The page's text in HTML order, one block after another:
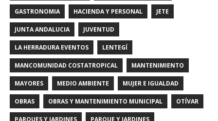
GASTRONOMIA HACIENDA Y PERSONAL JETE
JUNTA ANDALUCIA JUVENTUD
LA HERRADURA EVENTOS LENTEGÍ
MANCOMUNIDAD COSTATROPICAL MANTENIMIENTO
MAYORES MEDIO AMBIENTE MUJER E IGUALDAD
OBRAS OBRAS Y MANTENIMIENTO MUNICIPAL OTÍVAR
PARQUES Y JARDINES PARQUE Y JARDINES